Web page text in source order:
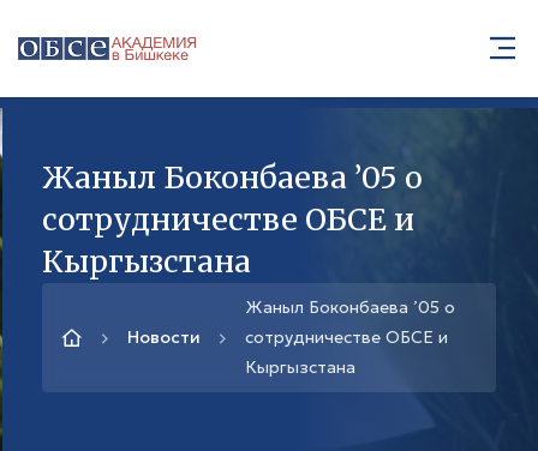
Жаныл Боконбаева ’05 о
сотрудничестве ОБСЕ и
Кыргызстана
Новости
Жаныл Боконбаева ’05 о
сотрудничестве ОБСЕ и
Кыргызстана